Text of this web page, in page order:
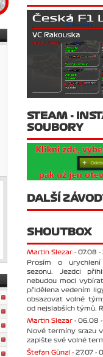
STEAM -
SOUBORY
DALŠÍ
SHOUTBOX
Martin Slezar - 07.08 -
Prosím o
sezonu. Jezdci
nebudou moci
přidělena vedením
obsazovat volné
od nejslabších týmů.
Martin Slezar - 06.08
Nové termíny srazu
zapište své volné
Štefan Günzl - 27.07 -